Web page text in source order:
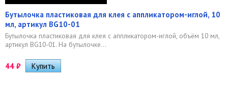
Бутылочка пластиковая для клея с аппликатором-иглой, 10
мл, артикул BG10-01
Бутылочка пластиковая для клея с аппликатором-иглой, объём 10 мл,
артикул BG10-01. На бутылочке...
44 ₽